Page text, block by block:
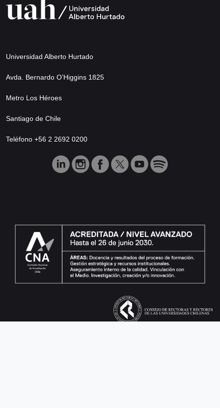
Universidad Alberto Hurtado
Avda. Bernardo O’Higgins 1825
Metro Los Héroes
Santiago de Chile
Teléfono +56 2 2692 0200